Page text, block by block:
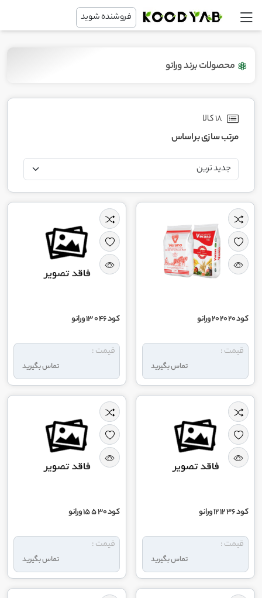
فروشنده شوید
محصولات برند ورانو
18 کالا
مرتب سازی بر اساس
کود 20 20 20 ورانو
تماس بگیرید
قیمت :
کود 46 0 13 ورانو
تماس بگیرید
قیمت :
کود 36 12 12 ورانو
تماس بگیرید
قیمت :
کود 30 5 15 ورانو
تماس بگیرید
قیمت :